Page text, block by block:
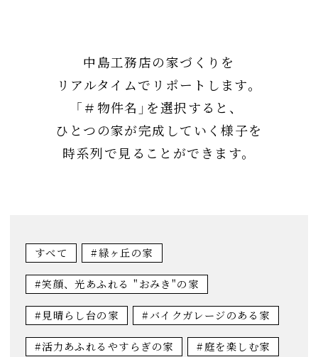
中島工務店の家づくりを
リアルタイムでリポートします。
「＃物件名」を選択すると、
ひとつの家が完成していく様子を
時系列で見ることができます。
すべて #緑ヶ丘の家
#笑顔、光あふれる "おみき"の家
#見晴らし台の家 #バイクガレージのある家
#活力あふれるやすらぎの家 #庭を楽しむ家